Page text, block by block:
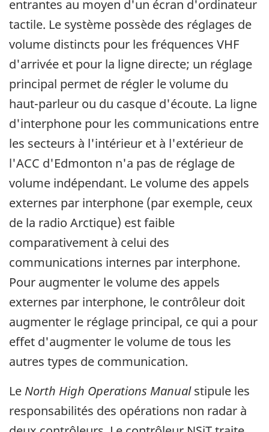
entrantes au moyen d'un écran d'ordinateur
tactile. Le système possède des réglages de
volume distincts pour les fréquences VHF
d'arrivée et pour la ligne directe; un réglage
principal permet de régler le volume du
haut-parleur ou du casque d'écoute. La ligne
d'interphone pour les communications entre
les secteurs à l'intérieur et à l'extérieur de
l'ACC d'Edmonton n'a pas de réglage de
volume indépendant. Le volume des appels
externes par interphone (par exemple, ceux
de la radio Arctique) est faible
comparativement à celui des
communications internes par interphone.
Pour augmenter le volume des appels
externes par interphone, le contrôleur doit
augmenter le réglage principal, ce qui a pour
effet d'augmenter le volume de tous les
autres types de communication.
Le North High Operations Manualstipule les
responsabilités des opérations non radar à